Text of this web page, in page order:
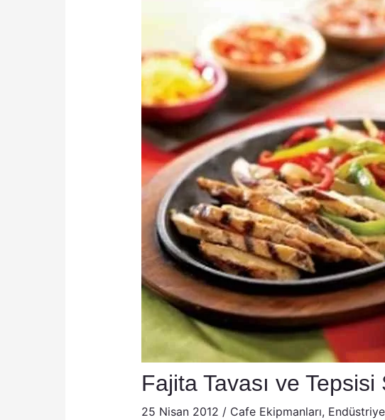
Fajita Tavası ve
25 Nisan 2012 / Cafe Ekipmanları,